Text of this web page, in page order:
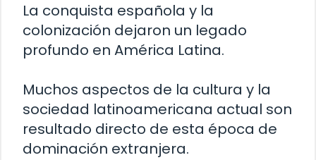
La conquista española y la
colonización dejaron un legado
profundo en América Latina.
Muchos aspectos de la cultura y la
sociedad latinoamericana actual son
resultado directo de esta época de
dominación extranjera.